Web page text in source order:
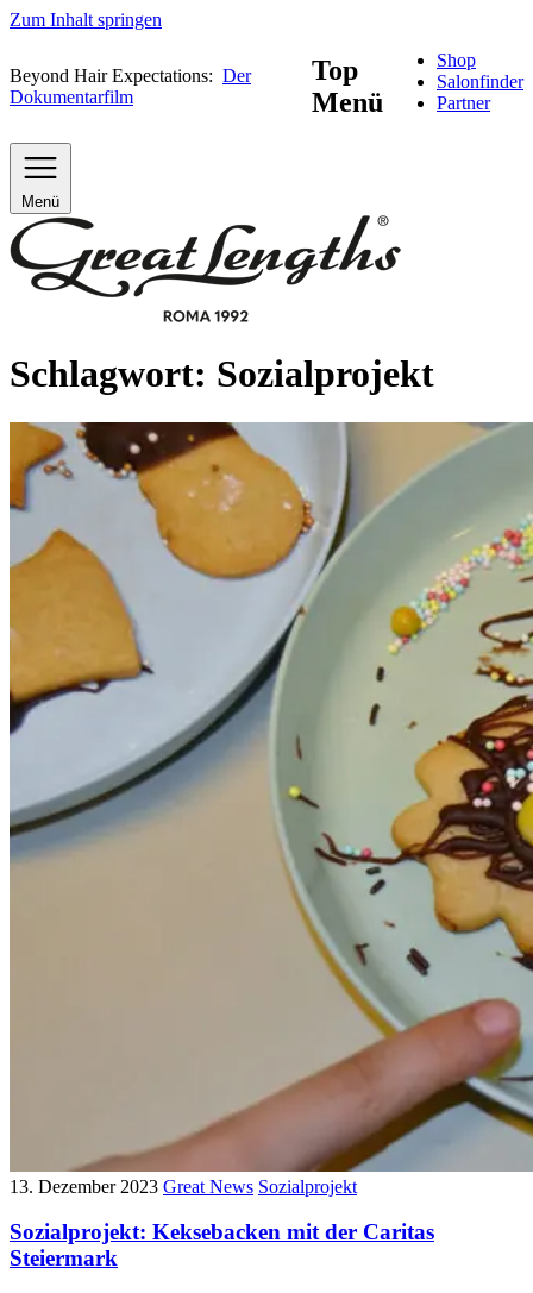
Zum Inhalt springen
Beyond Hair Expectations: Der
Dokumentarfilm
Top
Menü
Shop
Salonfinder
Partner
Menü
Schlagwort: Sozialprojekt
13. Dezember 2023 Great News Sozialprojekt
Sozialprojekt: Keksebacken mit der Caritas
Steiermark